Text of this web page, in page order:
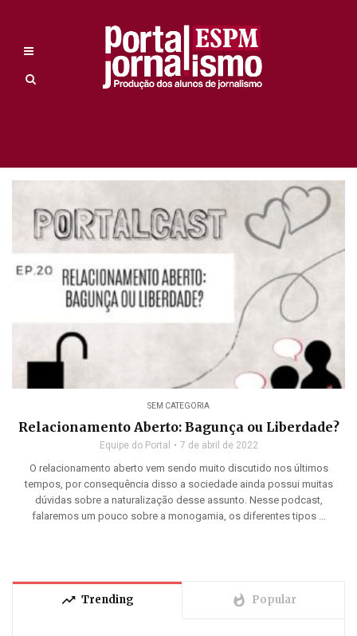
SEM CATEGORIA
Relacionamento Aberto: Bagunça ou Liberdade?
Equipe do Portal 7 de abril de 2022
O relacionamento aberto vem sendo muito discutido nos últimos
tempos, por consequência disso a sociedade ainda possui muitas
dúvidas sobre a naturalização desse assunto. Nesse podcast,
falaremos um pouco sobre a monogamia, os diferentes tipos ...
trending_up Trending whatshot Popular